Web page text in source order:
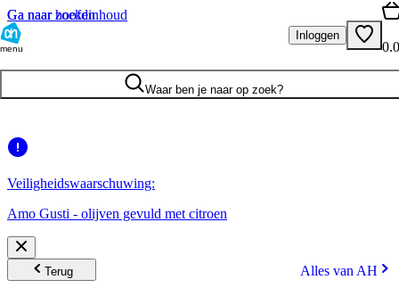
Ga naar hoofdinhoud
Ga naar zoeken
menu
Inloggen
Waar ben je naar op zoek?
Veiligheidswaarschuwing:
Amo Gusti - olijven gevuld met citroen
Terug Alles van AH